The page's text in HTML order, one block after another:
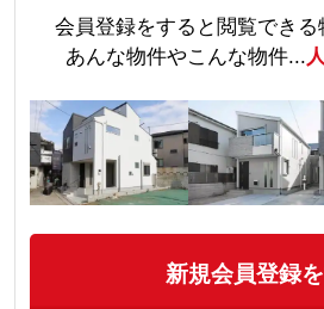
会員登録をすると閲覧できる
あんな物件やこんな物件...
新規会員登録